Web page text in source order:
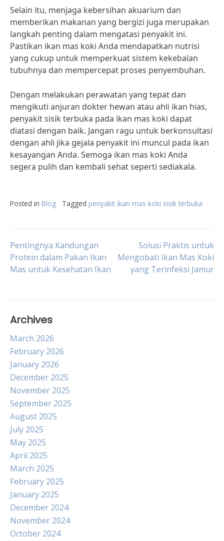
Selain itu, menjaga kebersihan akuarium dan
memberikan makanan yang bergizi juga merupakan
langkah penting dalam mengatasi penyakit ini.
Pastikan ikan mas koki Anda mendapatkan nutrisi
yang cukup untuk memperkuat sistem kekebalan
tubuhnya dan mempercepat proses penyembuhan.
Dengan melakukan perawatan yang tepat dan
mengikuti anjuran dokter hewan atau ahli ikan hias,
penyakit sisik terbuka pada ikan mas koki dapat
diatasi dengan baik. Jangan ragu untuk berkonsultasi
dengan ahli jika gejala penyakit ini muncul pada ikan
kesayangan Anda. Semoga ikan mas koki Anda
segera pulih dan kembali sehat seperti sediakala.
Posted in Blog Tagged penyakit ikan mas koki sisik terbuka
Post
navigation
Pentingnya Kandungan
Protein dalam Pakan Ikan
Mas untuk Kesehatan Ikan
Solusi Praktis untuk
Mengobati Ikan Mas Koki
yang Terinfeksi Jamur
Archives
March 2026
February 2026
January 2026
December 2025
November 2025
September 2025
August 2025
July 2025
May 2025
April 2025
March 2025
February 2025
January 2025
December 2024
November 2024
October 2024